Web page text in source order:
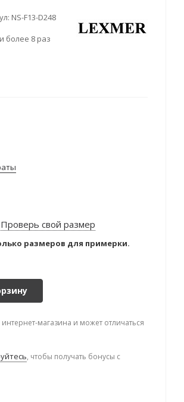
NS-F13-D248
более 8 раз
Проверь свой размер
размеров для примерки.
магазина и может отличаться
, чтобы получать бонусы с